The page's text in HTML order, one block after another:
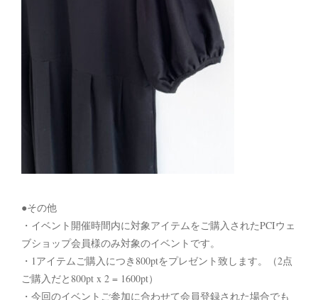
●その他
・イベント開催時間内に対象アイテムをご購入されたPCIウェ
ブショップ会員様のみ対象のイベントです。
・1アイテムご購入につき800ptをプレゼント致します。（2点
ご購入だと800pt x 2 = 1600pt）
・今回のイベントご参加に合わせて会員登録された場合でも